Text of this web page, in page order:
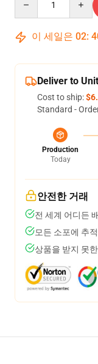
이 세일은 02:
Deliver to
Cost to ship:
Standard -
Production
Today
안전한 거래
전 세계 어디든
모든 소포에 추
상품을 받지 못